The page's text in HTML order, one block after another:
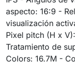
aspecto: 16:9 -
visualización
Pixel pitch (H x
Tratamiento de
Colors: 16.7M -